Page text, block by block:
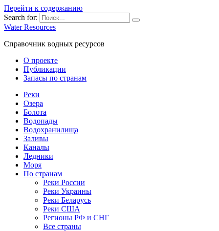
Перейти к содержанию
Search for:
Water Resources
Справочник водных ресурсов
О проекте
Публикации
Запасы по странам
Реки
Озера
Болота
Водопады
Водохранилища
Заливы
Каналы
Ледники
Моря
По странам
Реки России
Реки Украины
Реки Беларусь
Реки США
Регионы РФ и СНГ
Все страны